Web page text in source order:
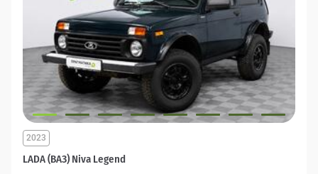
LADA (ВАЗ) Niva Legend
2023